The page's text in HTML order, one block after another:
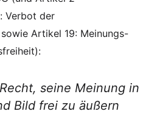
Verbot der
Artikel 19: Meinungs-
seine Meinung in
Bild frei zu äußern